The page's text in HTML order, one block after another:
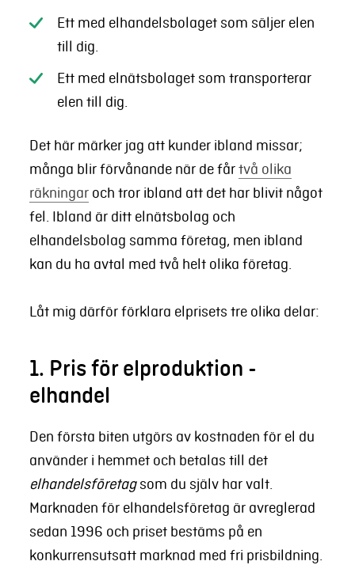
Ett med elhandelsbolaget som säljer elen
till dig.
Ett med elnätsbolaget som transporterar
elen till dig.
Det här märker jag att kunder ibland missar;
många blir förvånande när de fårtvå olika
räkningaroch tror ibland att det har blivit något
fel. Ibland är ditt elnätsbolag och
elhandelsbolag samma företag, men ibland
kan du ha avtal med två helt olika företag.
Låt mig därför förklara elprisets tre olika delar:
1. Pris för elproduktion -
elhandel
Den första biten utgörs av kostnaden för el du
använder i hemmet och betalas till det
elhandelsföretagsom du själv har valt.
Marknaden för elhandelsföretag är avreglerad
sedan 1996 och priset bestäms på en
konkurrensutsatt marknad med fri prisbildning.